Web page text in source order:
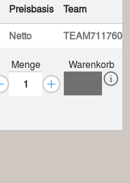
Preisbasis
Team
Netto TEAM711760
Menge Warenkorb